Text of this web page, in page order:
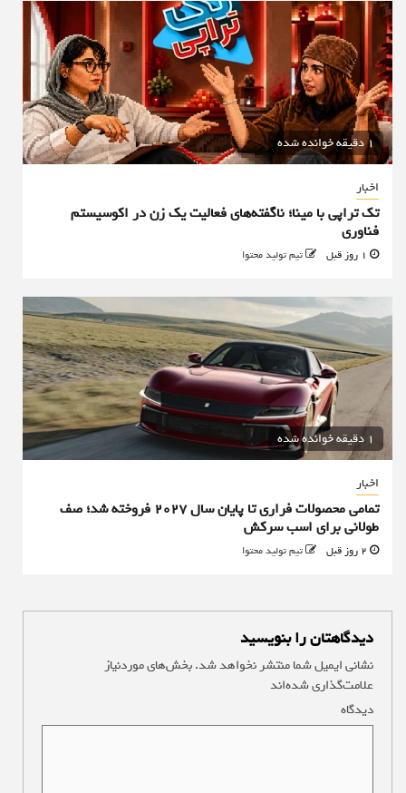
1 دقیقه خوانده شده
اخبار
تک تراپی با مینا؛ ناگفته‌های فعالیت یک زن در اکوسیستم
فناوری
تیم تولید محتوا
1 دقیقه خوانده شده
اخبار
تمامی محصولات فراری تا پایان سال ۲۰۲۷ فروخته شد؛ صف
طولانی برای اسب سرکش
تیم تولید محتوا
دیدگاهتان را بنویسید
نشانی ایمیل شما منتشر نخواهد شد.بخش‌های موردنیاز
علامت‌گذاری شده‌اند
دیدگاه